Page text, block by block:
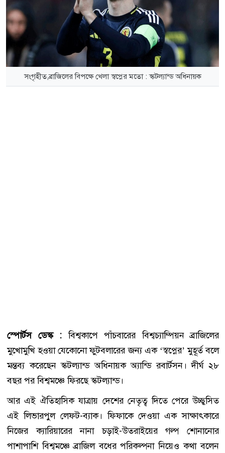
সংগৃহীত,ব্রাজিলের বিপক্ষে খেলা স্বপ্নের মতো : স্কটল্যান্ড অধিনায়ক
স্পোর্টস ডেস্ক :বিশ্বকাপে পাঁচবারের বিশ্বচ্যাম্পিয়ন ব্রাজিলের
মুখোমুখি হওয়া যেকোনো ফুটবলারের জন্য এক ‘স্বপ্নের’ মুহূর্ত বলে
মন্তব্য করেছেন স্কটল্যান্ড অধিনায়ক অ্যান্ডি রবার্টসন। দীর্ঘ ২৮
বছর পর বিশ্বমঞ্চে ফিরছে স্কটল্যান্ড।
আর এই ঐতিহাসিক যাত্রায় দেশের নেতৃত্ব দিতে পেরে উচ্ছ্বসিত
এই লিভারপুল লেফট-ব্যাক। ফিফাকে দেওয়া এক সাক্ষাৎকারে
নিজের ক্যারিয়ারের নানা চড়াই-উতরাইয়ের গল্প শোনানোর
পাশাপাশি বিশ্বমঞ্চে ব্রাজিল বধের পরিকল্পনা নিয়েও কথা বলেন